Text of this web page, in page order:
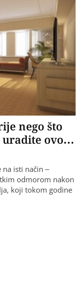
nego što
uradite ovo…
isti način –
odmorom nakon
koji tokom godine